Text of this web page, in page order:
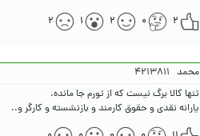
۲ ۰ ۲ ۱ ۲
محمد ۴۲۱۳۸۱۱
یارانه نقدی و حقوق کارمند و بازنشسته و کارگر و..